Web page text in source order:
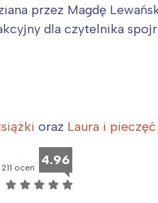
przez Magdę
dla czytelnika
oraz Laura i
211 ocen 4.96
☆ ☆ ☆ ☆ ☆